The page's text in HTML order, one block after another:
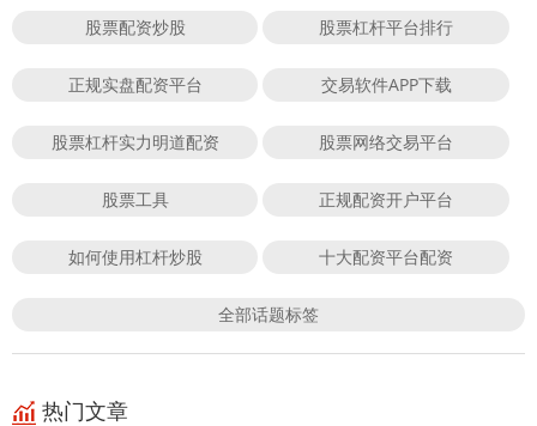
股票配资炒股 股票杠杆平台排行
正规实盘配资平台 交易软件APP下载
股票杠杆实力明道配资 股票网络交易平台
股票工具 正规配资开户平台
如何使用杠杆炒股 十大配资平台配资
全部话题标签
热门文章